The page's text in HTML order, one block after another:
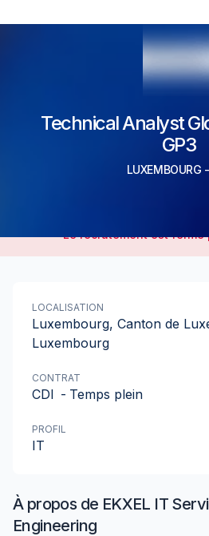
Technical Analyst
GP3
LUXEMBOURG -
Le recrutement est
À propos de EKXEL IT
Engineering
LOCALISATION
Luxembourg, Canton de
Luxembourg
CONTRAT
CDI - Temps plein
PROFIL
IT